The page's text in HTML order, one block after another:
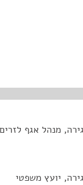
מנהל אגף לזרים
יועץ משפטי